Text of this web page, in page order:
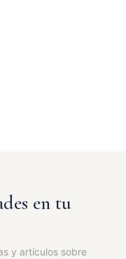
en tu
y artículos sobre